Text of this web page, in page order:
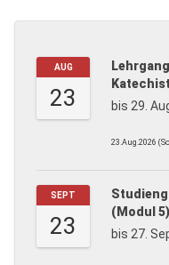
AUG
23
bis 29.
23.Aug.2026
SEPT
23
(Modul 5)
bis 27.